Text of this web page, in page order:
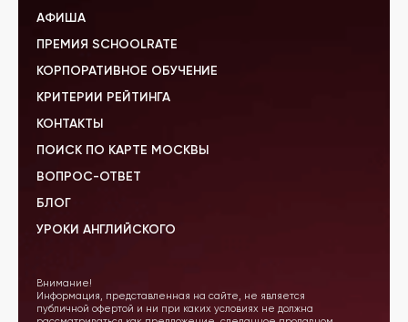
АФИША
ПРЕМИЯ SCHOOLRATE
КОРПОРАТИВНОЕ ОБУЧЕНИЕ
КРИТЕРИИ РЕЙТИНГА
КОНТАКТЫ
ПОИСК ПО КАРТЕ МОСКВЫ
ВОПРОС-ОТВЕТ
БЛОГ
УРОКИ АНГЛИЙСКОГО
Внимание!
Информация, представленная на сайте, не является
публичной офертой и ни при каких условиях не должна